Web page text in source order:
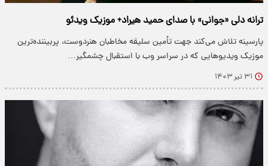
ترانه دلی «جوانی» با صدای حمید هیراد+ موزیک ویدئو
پارسینه تلاش می‌کند جهت تأمین سلیقه مخاطبان هنردوست، پربیننده‌ترین
موزیک ویدیو‌هایی که در سراسر وب با استقبال چشمگیر…
۳۱ تیر ۱۴۰۳